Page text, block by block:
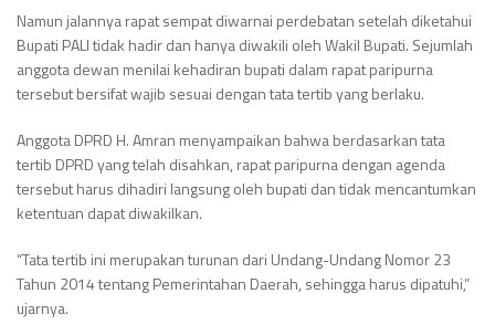
Namun jalannya rapat sempat diwarnai perdebatan setelah diketahui
Bupati PALI tidak hadir dan hanya diwakili oleh Wakil Bupati. Sejumlah
anggota dewan menilai kehadiran bupati dalam rapat paripurna
tersebut bersifat wajib sesuai dengan tata tertib yang berlaku.
Anggota DPRD H. Amran menyampaikan bahwa berdasarkan tata
tertib DPRD yang telah disahkan, rapat paripurna dengan agenda
tersebut harus dihadiri langsung oleh bupati dan tidak mencantumkan
ketentuan dapat diwakilkan.
“Tata tertib ini merupakan turunan dari Undang-Undang Nomor 23
Tahun 2014 tentang Pemerintahan Daerah, sehingga harus dipatuhi,”
ujarnya.